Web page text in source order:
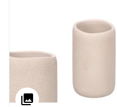
collections